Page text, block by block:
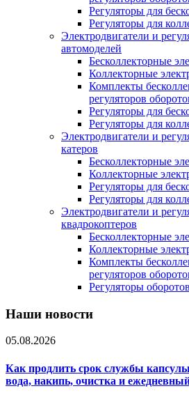
Регуляторы для
Регуляторы для
Электродвигатели и
автомоделей
Бесколлекторные
Коллекторные
Комплекты
регуляторов
Регуляторы для
Регуляторы для
Электродвигатели и
катеров
Бесколлекторные
Коллекторные
Регуляторы для
Регуляторы для
Электродвигатели и
квадрокоптеров
Бесколлекторные
Коллекторные
Комплекты
регуляторов
Регуляторы оборотов
Наши новости
05.08.2026
Как продлить срок службы
вода, накипь, очистка и